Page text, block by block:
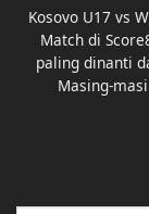
Kosovo U17 vs
Match di
paling dinanti
Masing-